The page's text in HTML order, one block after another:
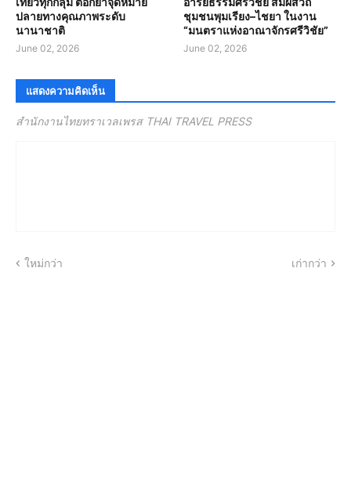
ปลายทางคุณภาพระดับ
นานาชาติ
June 02, 2026
ชุมชนพุมเรียง–ไชยา ในงาน
“มนตราแห่งอาณาจักรศรีวิชัย”
June 02, 2026
แสดงความคิดเห็น
สำนักงานไทยทราเวลเพรส THAI TRAVEL PRESS
ใหม่กว่า เก่ากว่า